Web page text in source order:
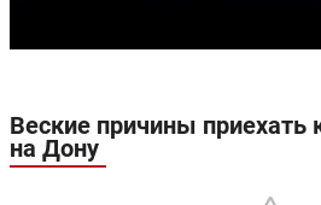
Веские причины приехать
на Дону